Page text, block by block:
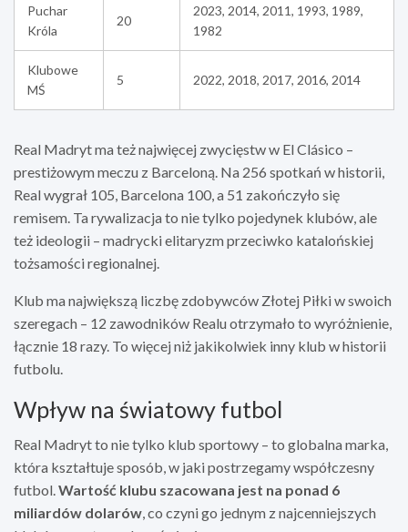
Puchar
Króla
20
2023, 2014, 2011, 1993, 1989,
1982
Klubowe
MŚ
5 2022, 2018, 2017, 2016, 2014
Real Madryt ma też najwięcej zwycięstw w El Clásico –
prestiżowym meczu z Barceloną. Na 256 spotkań w historii,
Real wygrał 105, Barcelona 100, a 51 zakończyło się
remisem. Ta rywalizacja to nie tylko pojedynek klubów, ale
też ideologii – madrycki elitaryzm przeciwko katalońskiej
tożsamości regionalnej.
Klub ma największą liczbę zdobywców Złotej Piłki w swoich
szeregach – 12 zawodników Realu otrzymało to wyróżnienie,
łącznie 18 razy. To więcej niż jakikolwiek inny klub w historii
futbolu.
Wpływ na światowy futbol
Real Madryt to nie tylko klub sportowy – to globalna marka,
która kształtuje sposób, w jaki postrzegamy współczesny
futbol.Wartość klubu szacowana jest na ponad 6
miliardów dolarów, co czyni go jednym z najcenniejszych